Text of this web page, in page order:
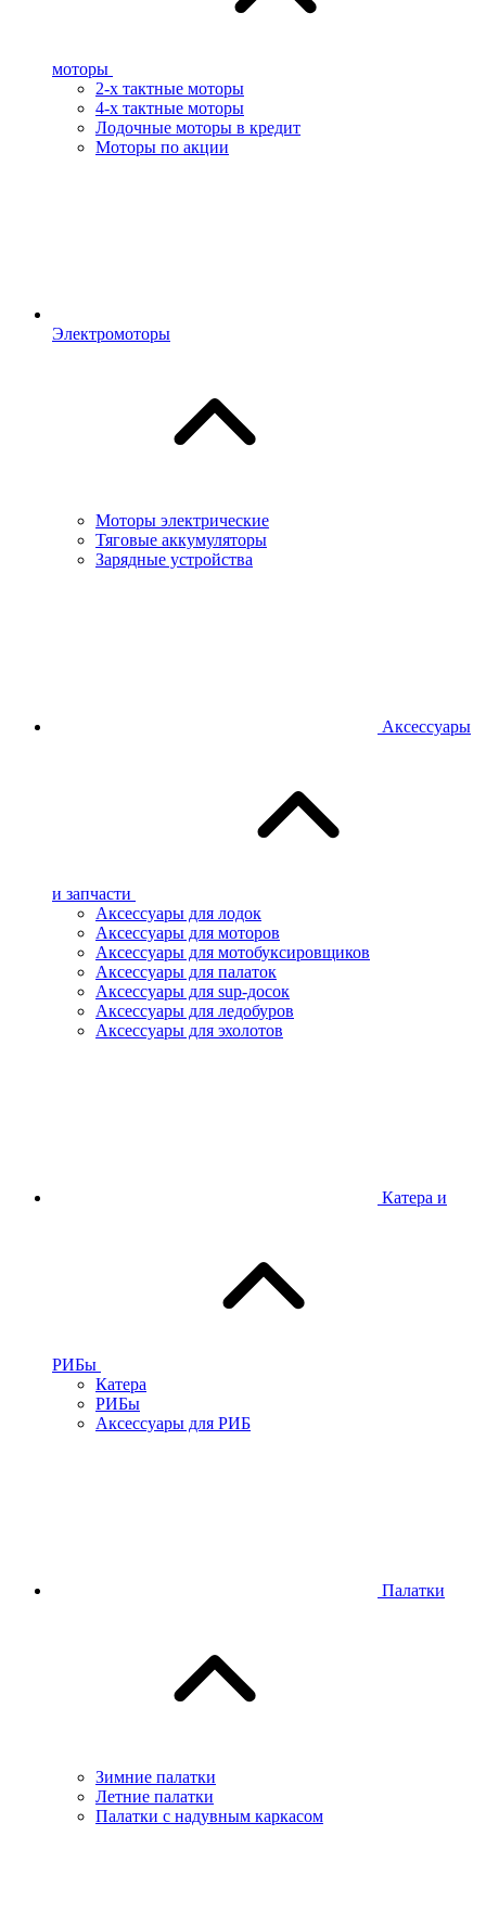
моторы
2-х тактные моторы
4-х тактные моторы
Лодочные моторы в кредит
Моторы по акции
Электромоторы
Моторы электрические
Тяговые аккумуляторы
Зарядные устройства
Аксессуары
и запчасти
Аксессуары для лодок
Аксессуары для моторов
Аксессуары для мотобуксировщиков
Аксессуары для палаток
Аксессуары для sup-досок
Аксессуары для ледобуров
Аксессуары для эхолотов
Катера и
РИБы
Катера
РИБы
Аксессуары для РИБ
Палатки
Зимние палатки
Летние палатки
Палатки с надувным каркасом